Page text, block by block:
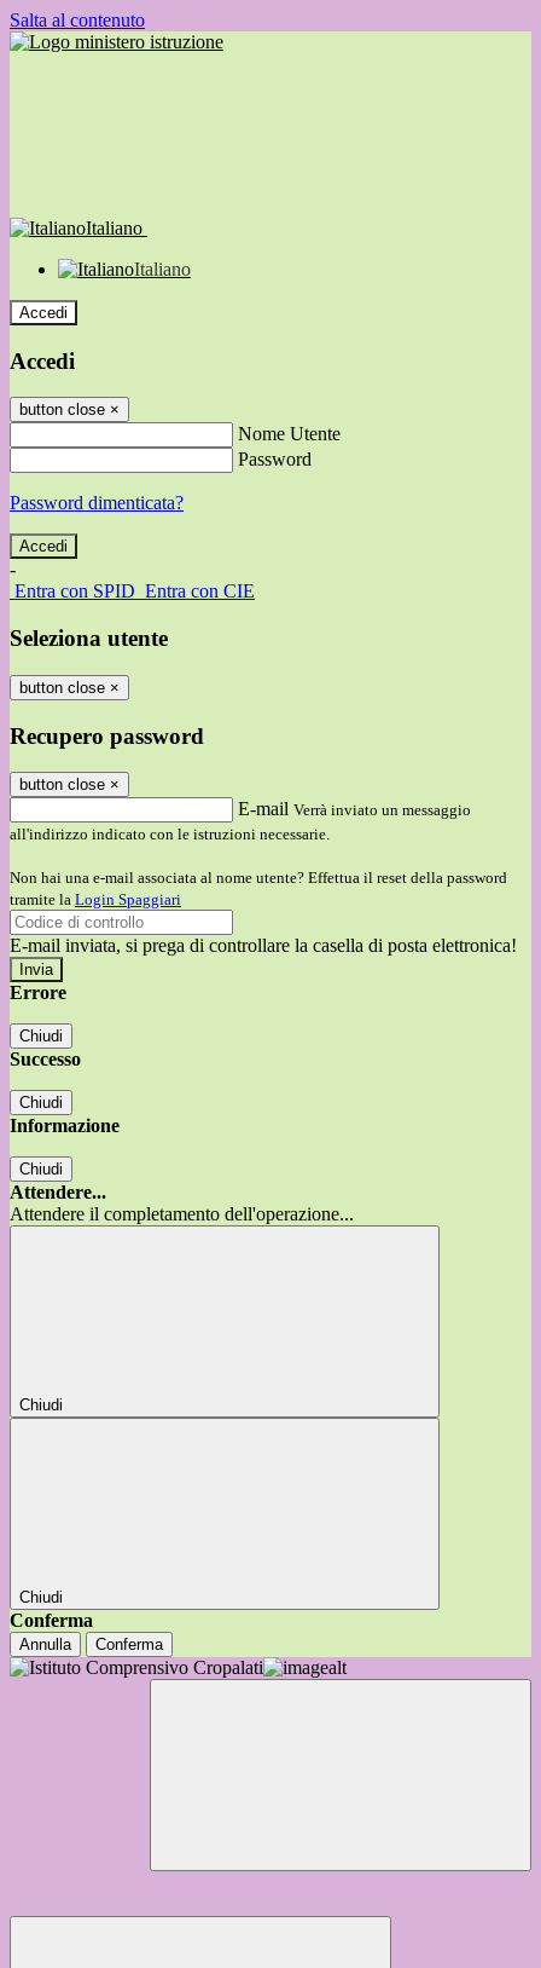
Salta al contenuto
Italiano
Italiano
Accedi
Accedi
button close ×
Nome Utente
Password
Password dimenticata?
-
Entra con SPID Entra con CIE
Seleziona utente
button close ×
Recupero password
button close ×
E-mail Verrà inviato un messaggio
all'indirizzo indicato con le istruzioni necessarie.
Non hai una e-mail associata al nome utente? Effettua il reset della password
tramite la Login Spaggiari
E-mail inviata, si prega di controllare la casella di posta elettronica!
Errore
Chiudi
Successo
Chiudi
Informazione
Chiudi
Attendere...
Attendere il completamento dell'operazione...
Chiudi
Chiudi
Conferma
Annulla Conferma